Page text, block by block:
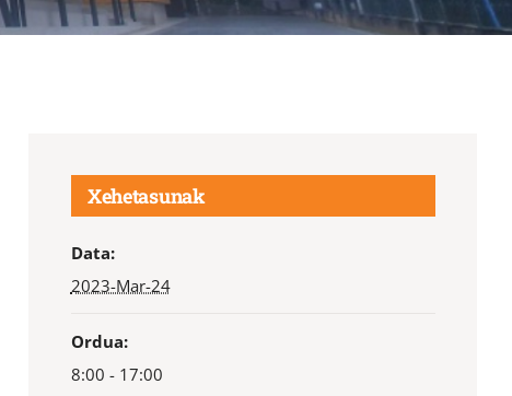
Xehetasunak
Data:
2023-Mar-24
Ordua:
8:00 - 17:00